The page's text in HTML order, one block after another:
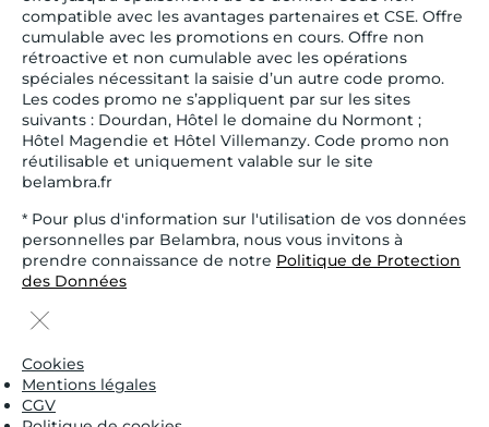
compatible avec les avantages partenaires et CSE. Offre
cumulable avec les promotions en cours. Offre non
rétroactive et non cumulable avec les opérations
spéciales nécessitant la saisie d’un autre code promo.
Les codes promo ne s’appliquent par sur les sites
suivants : Dourdan, Hôtel le domaine du Normont ;
Hôtel Magendie et Hôtel Villemanzy. Code promo non
réutilisable et uniquement valable sur le site
belambra.fr
* Pour plus d'information sur l'utilisation de vos données
personnelles par Belambra, nous vous invitons à
prendre connaissance de notre Politique de Protection
des Données
Cookies
Mentions légales
CGV